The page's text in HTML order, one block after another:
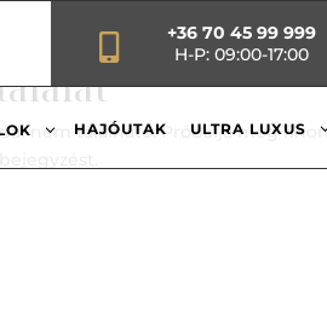
+36 70 45 99 999
H-P: 09:00-17:00
3 HAJÓUTAK ULTRA LUXUS
nem található. Próbálja meg